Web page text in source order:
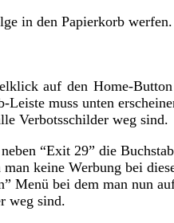
in den Papierkorb
auf den Home-
muss unten
Verbotsschilder weg sind.
“Exit 29” die
keine Werbung bei
Menü bei dem man nun
weg sind.